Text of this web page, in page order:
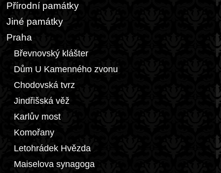
Přírodní památky
Jiné památky
Praha
Břevnovský klášter
Dům U Kamenného zvonu
Chodovská tvrz
Jindřišská věž
Karlův most
Komořany
Letohrádek Hvězda
Maiselova synagoga